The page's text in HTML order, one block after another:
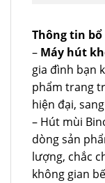
Thông tin bổ
– Máy hút
gia đình bạn
phẩm trang
hiện đại,
– Hút mùi
dòng sản
lượng, chắc
không gian